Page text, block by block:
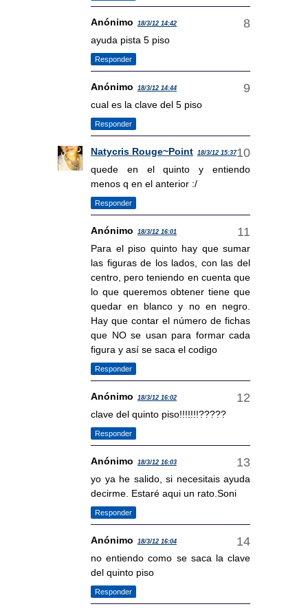
Anónimo 18/3/12 14:42
ayuda pista 5 piso
Responder
Anónimo 18/3/12 14:44
cual es la clave del 5 piso
Responder
Natycris Rouge~Point 18/3/12 15:37
quede en el quinto y entiendo
menos q en el anterior :/
Responder
Anónimo 18/3/12 16:01
Para el piso quinto hay que sumar
las figuras de los lados, con las del
centro, pero teniendo en cuenta que
lo que queremos obtener tiene que
quedar en blanco y no en negro.
Hay que contar el número de fichas
que NO se usan para formar cada
figura y así se saca el codigo
Responder
Anónimo 18/3/12 16:02
clave del quinto piso!!!!!!!?????
Responder
Anónimo 18/3/12 16:03
yo ya he salido, si necesitais ayuda
decirme. Estaré aqui un rato.Soni
Responder
Anónimo 18/3/12 16:04
no entiendo como se saca la clave
del quinto piso
Responder